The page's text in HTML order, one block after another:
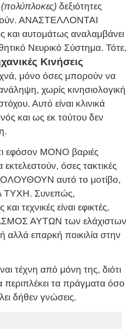
(πολύπλοκες) δεξιότητες
ΑΝΑΣΤΕΛΛΟΝΤΑΙ
αυτομάτως αναλαμβάνει
Νευρικό Σύστημα. Τότε,
Κινήσεις
μόνο όσες μπορούν να
χωρίς κινησιολογική
Αυτό είναι κλινικά
και ως εκ τούτου δεν
εφόσον ΜΟΝΟ βαριές
όσες τακτικές
αυτό το μοτίβο,
ΤΥΧΗ. Συνεπώς,
τεχνικές είναι εφικτές,
ΑΥΤΩΝ των ελάχιστων
αλλά επαρκή ποικιλία στην
τέχνη από μόνη της, διότι
περιπλέκει τα πράγματα όσο
δήθεν γνώσεις.